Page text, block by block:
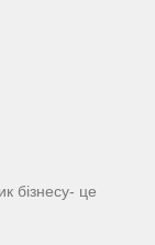
бізнесу- це